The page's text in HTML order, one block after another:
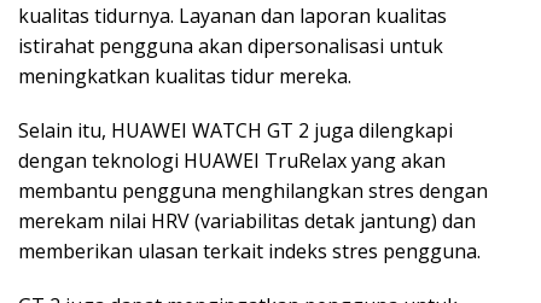
kualitas tidurnya. Layanan dan laporan kualitas
istirahat pengguna akan dipersonalisasi untuk
meningkatkan kualitas tidur mereka.
Selain itu, HUAWEI WATCH GT 2 juga dilengkapi
dengan teknologi HUAWEI TruRelax yang akan
membantu pengguna menghilangkan stres dengan
merekam nilai HRV (variabilitas detak jantung) dan
memberikan ulasan terkait indeks stres pengguna.